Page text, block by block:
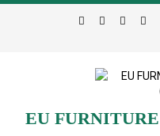
Skip
EU